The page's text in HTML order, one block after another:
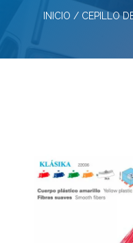
INICIO / CEPILLO